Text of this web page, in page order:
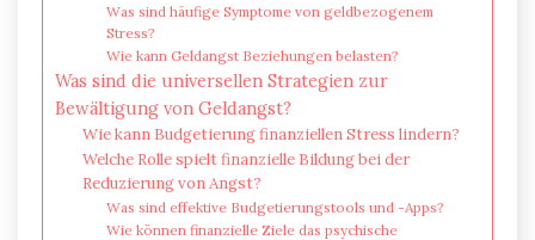
Was sind häufige Symptome von geldbezogenem
Stress?
Wie kann Geldangst Beziehungen belasten?
Was sind die universellen Strategien zur
Bewältigung von Geldangst?
Wie kann Budgetierung finanziellen Stress lindern?
Welche Rolle spielt finanzielle Bildung bei der
Reduzierung von Angst?
Was sind effektive Budgetierungstools und -Apps?
Wie können finanzielle Ziele das psychische